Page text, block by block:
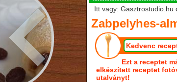
Itt vagy: Gasztrostudio.hu
Zabpelyhes-
Kedvenc
Ezt a receptet
elkészített receptet
utalványt!